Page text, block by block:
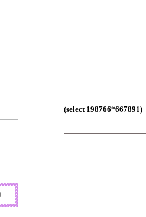
(select 198766*667891)